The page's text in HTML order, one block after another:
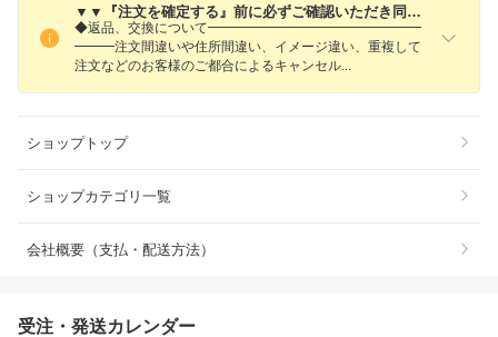
▼▼『注文を確定する』前に必ずご確認いただき同意の上、ご注文ください▼▼
◆返品、交換について━━━━━━━━━━━━━━━━
━━━注文間違いや住所間違い、イメージ違い、重複して
注文などのお客様のご都合によるキャンセ ル
ショップトップ
ショップカテゴリ一覧
会社概要（支払・配送方法）
受注・発送カレンダー